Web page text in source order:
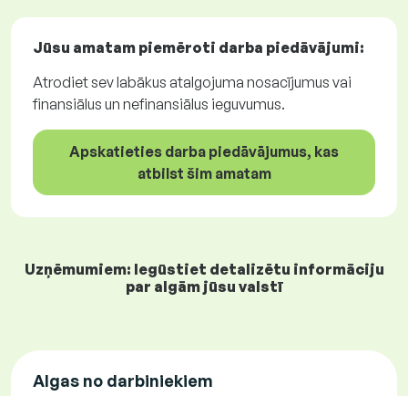
Jūsu amatam piemēroti darba piedāvājumi:
Atrodiet sev labākus atalgojuma nosacījumus vai
finansiālus un nefinansiālus ieguvumus.
Apskatieties darba piedāvājumus, kas
atbilst šim amatam
Uzņēmumiem: Iegūstiet detalizētu informāciju
par algām jūsu valstī
Algas no darbiniekiem